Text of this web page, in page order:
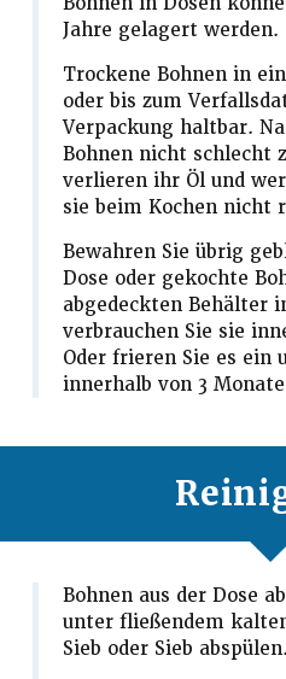
Jahre gelagert werden.
Trockene Bohnen in
oder bis zum
Verpackung haltbar.
Bohnen nicht schlecht
verlieren ihr Öl und
sie beim Kochen nicht
Bewahren Sie übrig
Dose oder gekochte
abgedeckten Behälter
verbrauchen Sie sie
Oder frieren Sie es ein
innerhalb von 3
Bohnen aus der Dose
unter fließendem
Sieb oder Sieb abspülen.